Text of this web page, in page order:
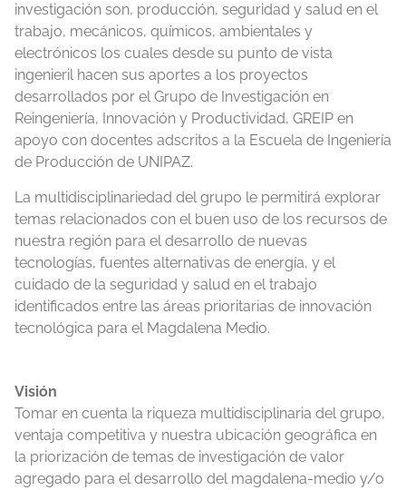
investigación son, producción, seguridad y salud en el
trabajo, mecánicos, químicos, ambientales y
electrónicos los cuales desde su punto de vista
ingenieril hacen sus aportes a los proyectos
desarrollados por el Grupo de Investigación en
Reingeniería, Innovación y Productividad, GREIP en
apoyo con docentes adscritos a la Escuela de Ingeniería
de Producción de UNIPAZ.
La multidisciplinariedad del grupo le permitirá explorar
temas relacionados con el buen uso de los recursos de
nuestra región para el desarrollo de nuevas
tecnologías, fuentes alternativas de energía, y el
cuidado de la seguridad y salud en el trabajo
identificados entre las áreas prioritarias de innovación
tecnológica para el Magdalena Medio.
Visión
Tomar en cuenta la riqueza multidisciplinaria del grupo,
ventaja competitiva y nuestra ubicación geográfica en
la priorización de temas de investigación de valor
agregado para el desarrollo del magdalena-medio y/o